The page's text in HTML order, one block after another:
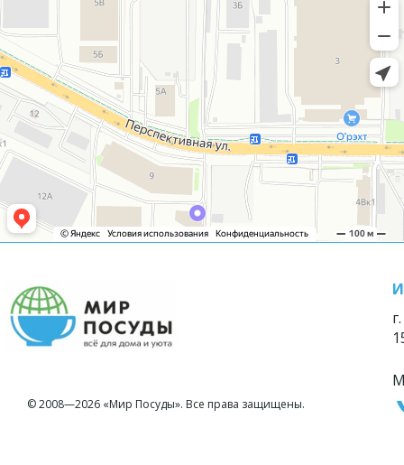
© 2008—2026 «Мир Посуды». Все права защищены.